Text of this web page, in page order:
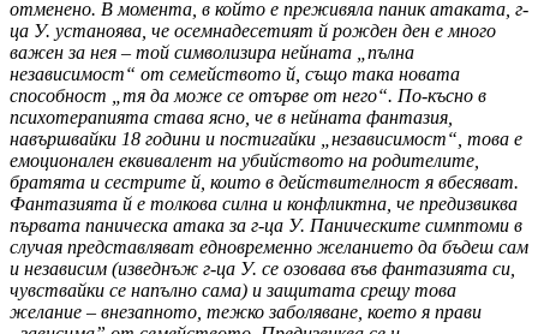
отменено. В момента, в който е преживяла паник атаката, г-
ца У. устаноява, че осемнадесетият й рожден ден е много
важен за нея – той символизира нейната „пълна
независимост“ от семейството й, също така новата
способност „тя да може се отърве от него“. По-късно в
психотерапията става ясно, че в нейната фантазия,
навършвайки 18 години и постигайки „независимост“, това е
емоционален еквивалент на убийството на родителите,
братята и сестрите й, които в действителност я вбесяват.
Фантазията й е толкова силна и конфликтна, че предизвиква
първата паническа атака за г-ца У. Паническите симптоми в
случая представляват едновременно желанието да бъдеш сам
и независим (изведнъж г-ца У. се озовава във фантазията си,
чувствайки се напълно сама) и защитата срещу това
желание – внезапното, тежко заболяване, което я прави